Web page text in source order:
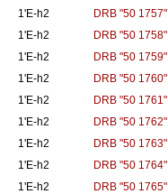
1'E-h2
DRB "50 1757"
1'E-h2
DRB "50 1758"
1'E-h2
DRB "50 1759"
1'E-h2
DRB "50 1760"
1'E-h2
DRB "50 1761"
1'E-h2
DRB "50 1762"
1'E-h2
DRB "50 1763"
1'E-h2
DRB "50 1764"
1'E-h2
DRB "50 1765"